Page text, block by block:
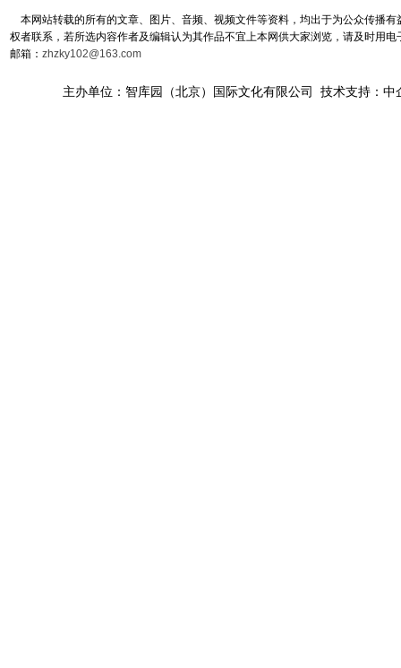
本网站转载的所有的文章、图片、音频、视频文件等资料，均出于为公众传播
权者联系，若所选内容作者及编辑认为其作品不宜上本网供大家浏览，请及时用
邮箱： zhzky102@163.com
主办单位：智库园（北京）国际文化有限公司 技术支持：